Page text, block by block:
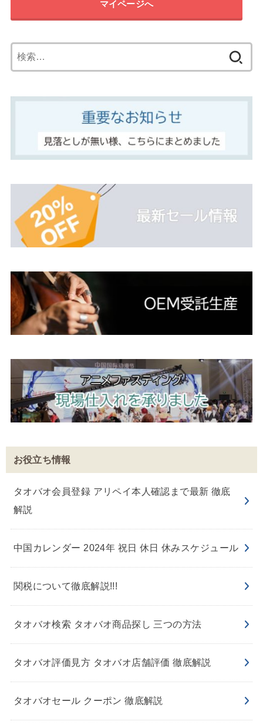
マイページへ
索:
お役立ち情報
タオバオ会員登録 アリペイ本人確認まで最新 徹底
解説
中国カレンダー 2024年 祝日 休日 休みスケジュール
関税について徹底解説!!!
タオバオ検索 タオバオ商品探し 三つの方法
タオバオ評価見方 タオバオ店舗評価 徹底解説
タオバオセール クーポン 徹底解説